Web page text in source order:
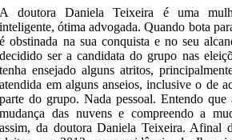
A doutora Daniela Teixeira é uma
inteligente, ótima advogada. Quando bota
é obstinada na sua conquista e no seu
decidido ser a candidata do grupo nas
tenha ensejado alguns atritos,
atendida em alguns anseios, inclusive o de
parte do grupo. Nada pessoal. Entendo
mudança das nuvens e compreendo a
assim, da doutora Daniela Teixeira. Afinal